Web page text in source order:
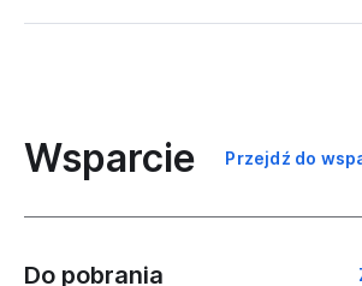
Wsparcie Przejdź do
Do pobrania